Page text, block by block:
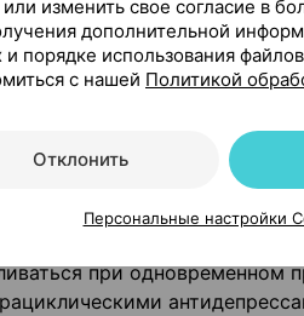
может вызвать раздраже­ние
принимали или
без рецепта
при одновремен­ном
изменить свое согласие в
дополнительной
и порядке использования
с нашей Политикой
Отклонить
Персональные настройки